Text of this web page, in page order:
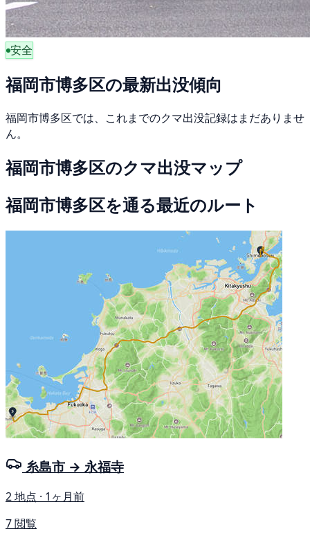
安全
福岡市博多区の最新出没傾向
福岡市博多区では、これまでのクマ出没記録はまだありませ
ん。
福岡市博多区のクマ出没マップ
福岡市博多区を通る最近のルート
糸島市 → 永福寺
2 地点 · 1ヶ月前
7 閲覧